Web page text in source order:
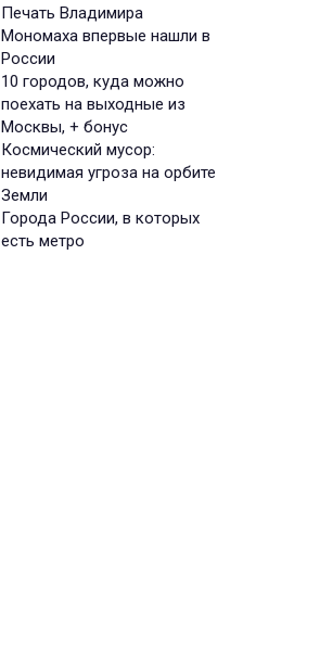
Печать Владимира
Мономаха впервые нашли в
России
10 городов, куда можно
поехать на выходные из
Москвы, + бонус
Космический мусор:
невидимая угроза на орбите
Земли
Города России, в которых
есть метро